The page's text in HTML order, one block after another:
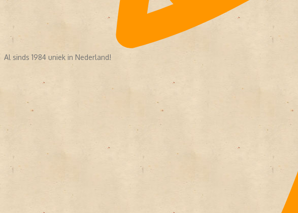
Al sinds 1984 uniek in Nederland!